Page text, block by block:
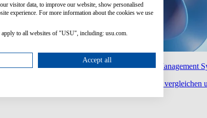
Quadrant™ for Customer Service Knowledge Management
Report herunter, um den Markt fundiert zu vergleichen
visitor data, to improve our website, show personalised
experience. For more information about the cookies we use
to all websites of "USU", including: usu.com.
Accept all